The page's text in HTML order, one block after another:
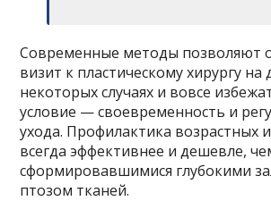
Современные методы позволяют
визит к пластическому хирургу на
некоторых случаях и вовсе
условие — своевременность и
ухода. Профилактика возрастных
всегда эффективнее и дешевле,
сформировавшимися глубокими
птозом тканей.